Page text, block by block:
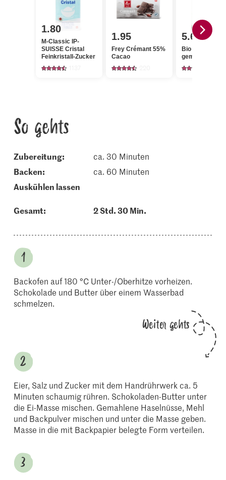
1.80
M-Classic IP-
SUISSE Cristal
Feinkristall-Zucker
1.95
Frey Crémant 55%
Cacao
5.60
Bio
gemahlen
So gehts
Zubereitung:
ca. 30 Minuten
backen:
ca. 60 Minuten
auskühlen lassen
Gesamt: 2 Std. 30 Min.
Backofen auf 180 °C Unter-/Oberhitze vorheizen.
Schokolade und Butter über einem Wasserbad
schmelzen.
Weiter gehts
Eier, Salz und Zucker mit dem Handrührwerk ca. 5
Minuten schaumig rühren. Schokoladen-Butter unter
die Ei-Masse mischen. Gemahlene Haselnüsse, Mehl
und Backpulver mischen und unter die Masse geben.
Masse in die mit Backpapier belegte Form verteilen.